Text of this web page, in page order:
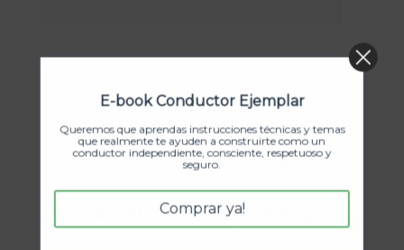
Navegación
entre
publicaciones
ANTERIOR
Publicación
anterior:
Navidad, movilidad y covid 19
Publicación
Me varé en carretera. ¿Qué hago?
E-book Conductor Ejemplar
Queremos que aprendas instrucciones técnicas y temas
que realmente te ayuden a construirte como un
conductor independiente, consciente, respetuoso y
seguro.
Comprar ya!